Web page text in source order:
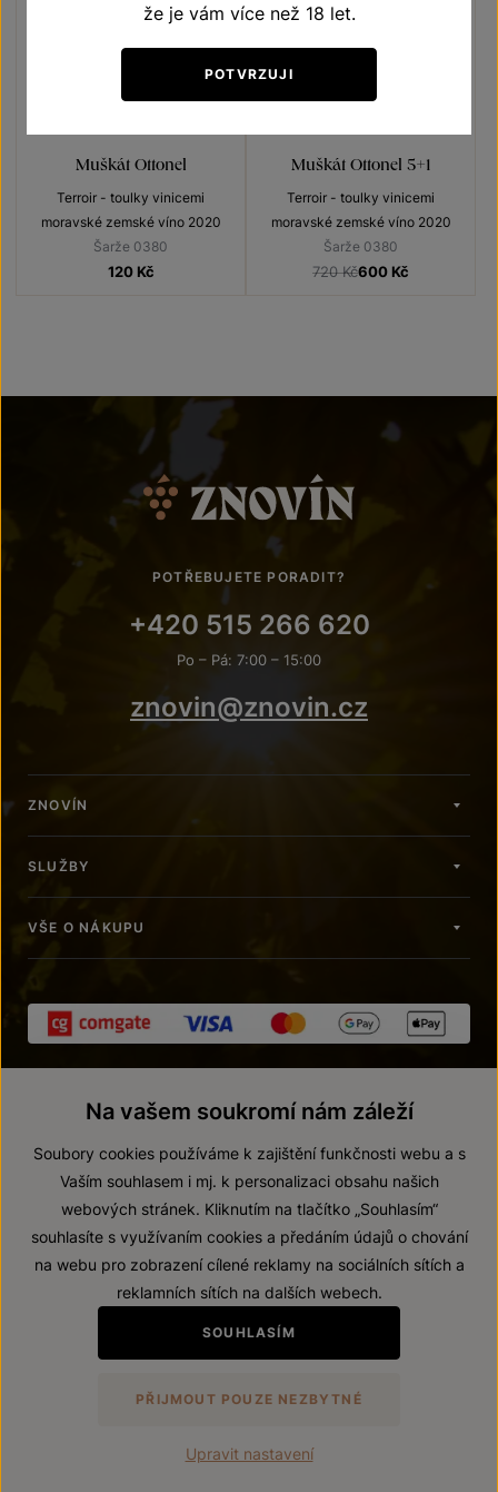
Muškát Ottonel
Terroir - toulky vinicemi
moravské zemské víno 2020
Šarže 0380
120 Kč
ZDARMA
Muškát Ottonel 5+1
Terroir - toulky vinicemi
moravské zemské víno 2020
Šarže 0380
720 Kč600 Kč
POTŘEBUJETE PORADIT?
+420 515 266 620
Po – Pá: 7:00 – 15:00
znovin@znovin.cz
ZNOVÍN
SLUŽBY
VŠE O NÁKUPU
© 2026 ZNOVÍN ZNOJMO, a. s.
Prohlášení o přístupnosti
Zákaz prodeje alkoholických nápojů osobám mladším 18 let.
VytvořilwebProgress
že je vám více než 18 let.
POTVRZUJI
Na vašem soukromí nám záleží
Soubory cookies používáme k zajištění funkčnosti webu a s
Vaším souhlasem i mj. k personalizaci obsahu našich
webových stránek. Kliknutím na tlačítko „Souhlasím“
souhlasíte s využívaním cookies a předáním údajů o chování
na webu pro zobrazení cílené reklamy na sociálních sítích a
reklamních sítích na dalších webech.
SOUHLASÍM
PŘIJMOUT POUZE NEZBYTNÉ
Upravit nastavení